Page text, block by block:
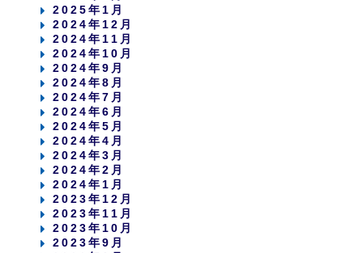
2025年1月
2024年12月
2024年11月
2024年10月
2024年9月
2024年8月
2024年7月
2024年6月
2024年5月
2024年4月
2024年3月
2024年2月
2024年1月
2023年12月
2023年11月
2023年10月
2023年9月